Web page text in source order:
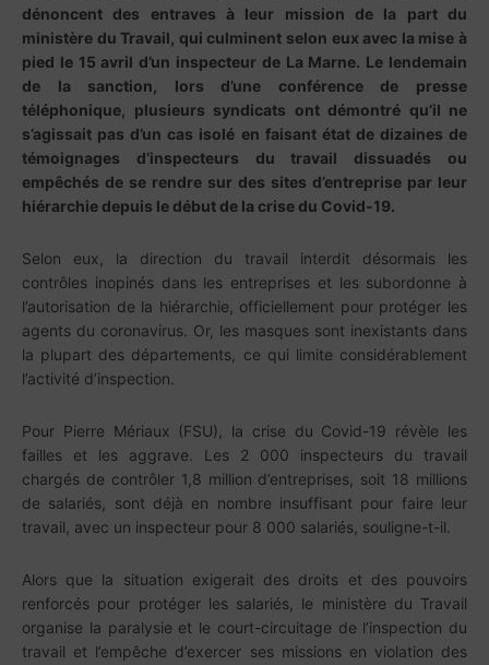
dénoncent des entraves à leur mission de la part du
ministère du Travail, qui culminent selon eux avec la mise à
pied le 15 avril d’un inspecteur de La Marne. Le lendemain
de la sanction, lors d’une conférence de presse
téléphonique, plusieurs syndicats ont démontré qu’il ne
s’agissait pas d’un cas isolé en faisant état de dizaines de
témoignages d’inspecteurs du travail dissuadés ou
empêchés de se rendre sur des sites d’entreprise par leur
hiérarchie depuis le début de la crise du Covid-19.
Selon eux, la direction du travail interdit désormais les
contrôles inopinés dans les entreprises et les subordonne à
l’autorisation de la hiérarchie, officiellement pour protéger les
agents du coronavirus. Or, les masques sont inexistants dans
la plupart des départements, ce qui limite considérablement
l’activité d’inspection.
Pour Pierre Mériaux (FSU), la crise du Covid-19 révèle les
failles et les aggrave. Les 2 000 inspecteurs du travail
chargés de contrôler 1,8 million d’entreprises, soit 18 millions
de salariés, sont déjà en nombre insuffisant pour faire leur
travail, avec un inspecteur pour 8 000 salariés, souligne-t-il.
Alors que la situation exigerait des droits et des pouvoirs
renforcés pour protéger les salariés, le ministère du Travail
organise la paralysie et le court-circuitage de l’inspection du
travail et l’empêche d’exercer ses missions en violation des